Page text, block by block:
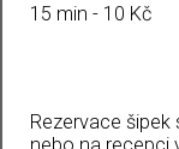
15 min - 10 Kč
Rezervace